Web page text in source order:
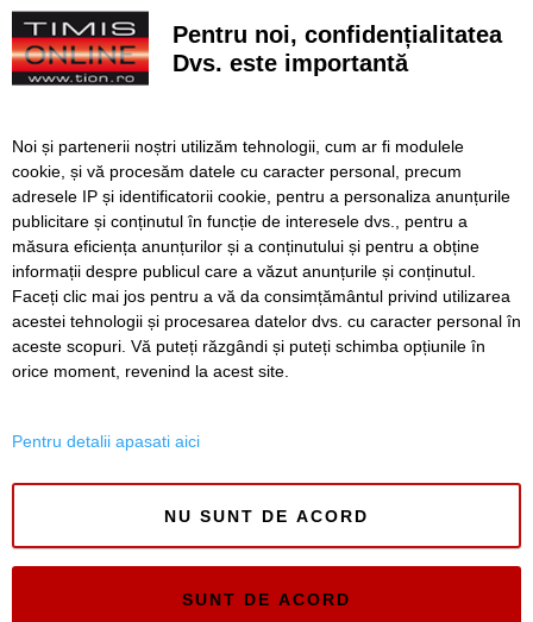
privat inițiativei Primăriei Timișoara
„Recidivă” la baza sportivă din Dacia. Primăria a ridicat
niște echipamente amplasate ilegal
Ce facem astăzi, 8 august 2026, în Timișoara?
Cum arată televizorul care schimbă serile de acasă, fără
complicații
SERVICII Redactia
Folosinta Cookie-urilor
Pentru noi, confidențialitatea
Dvs. este importantă
Noi și partenerii noștri utilizăm tehnologii, cum ar fi modulele
cookie, și vă procesăm datele cu caracter personal, precum
adresele IP și identificatorii cookie, pentru a personaliza anunțurile
publicitare și conținutul în funcție de interesele dvs., pentru a
măsura eficiența anunțurilor și a conținutului și pentru a obține
informații despre publicul care a văzut anunțurile și conținutul.
Faceți clic mai jos pentru a vă da consimțământul privind utilizarea
acestei tehnologii și procesarea datelor dvs. cu caracter personal în
aceste scopuri. Vă puteți răzgândi și puteți schimba opțiunile în
orice moment, revenind la acest site.
Pentru detalii apasati aici
NU SUNT DE ACORD
SUNT DE ACORD